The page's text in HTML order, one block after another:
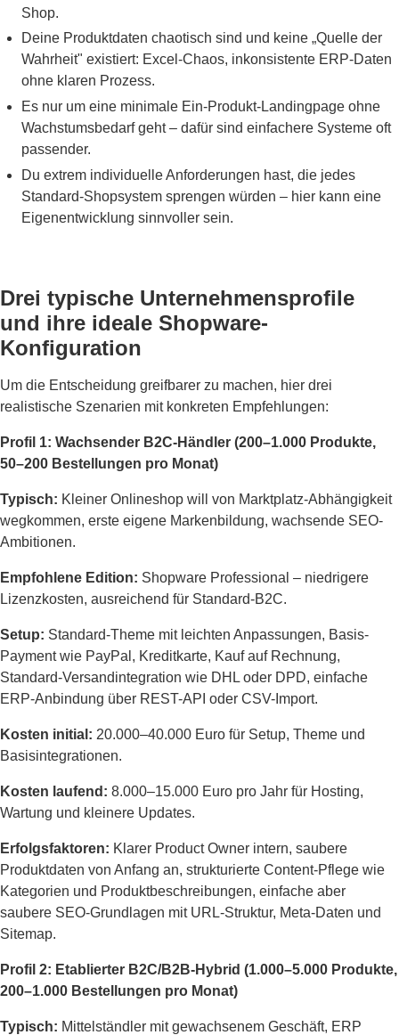
Shop.
Deine Produktdaten chaotisch sind und keine „Quelle der
Wahrheit" existiert: Excel-Chaos, inkonsistente ERP-Daten
ohne klaren Prozess.
Es nur um eine minimale Ein-Produkt-Landingpage ohne
Wachstumsbedarf geht – dafür sind einfachere Systeme oft
passender.
Du extrem individuelle Anforderungen hast, die jedes
Standard-Shopsystem sprengen würden – hier kann eine
Eigenentwicklung sinnvoller sein.
Drei typische Unternehmensprofile
und ihre ideale Shopware-
Konfiguration
Um die Entscheidung greifbarer zu machen, hier drei
realistische Szenarien mit konkreten Empfehlungen:
Profil 1: Wachsender B2C-Händler (200–1.000 Produkte,
50–200 Bestellungen pro Monat)
Typisch: Kleiner Onlineshop will von Marktplatz-Abhängigkeit
wegkommen, erste eigene Markenbildung, wachsende SEO-
Ambitionen.
Empfohlene Edition: Shopware Professional – niedrigere
Lizenzkosten, ausreichend für Standard-B2C.
Setup: Standard-Theme mit leichten Anpassungen, Basis-
Payment wie PayPal, Kreditkarte, Kauf auf Rechnung,
Standard-Versandintegration wie DHL oder DPD, einfache
ERP-Anbindung über REST-API oder CSV-Import.
Kosten initial: 20.000–40.000 Euro für Setup, Theme und
Basisintegrationen.
Kosten laufend: 8.000–15.000 Euro pro Jahr für Hosting,
Wartung und kleinere Updates.
Erfolgsfaktoren: Klarer Product Owner intern, saubere
Produktdaten von Anfang an, strukturierte Content-Pflege wie
Kategorien und Produktbeschreibungen, einfache aber
saubere SEO-Grundlagen mit URL-Struktur, Meta-Daten und
Sitemap.
Profil 2: Etablierter B2C/B2B-Hybrid (1.000–5.000 Produkte,
200–1.000 Bestellungen pro Monat)
Typisch: Mittelständler mit gewachsenem Geschäft, ERP